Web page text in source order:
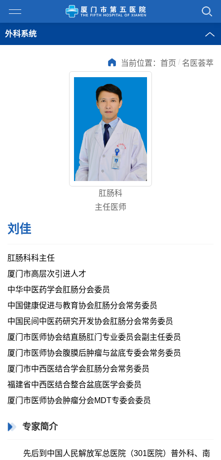
外科系统
当前位置： 首页 / 名医荟萃
肛肠科
主任医师
刘佳
肛肠科科主任
厦门市高层次引进人才
中华中医药学会肛肠分会委员
中国健康促进与教育协会肛肠分会常务委员
中国民间中医药研究开发协会肛肠分会常务委员
厦门市医师协会结直肠肛门专业委员会副主任委员
厦门市医师协会腹膜后肿瘤与盆底专委会常务委员
厦门市中西医结合学会肛肠分会常务委员
福建省中西医结合整合盆底医学会委员
厦门市医师协会肿瘤分会MDT专委会委员
专家简介
先后到中国人民解放军总医院（301医院）普外科、南